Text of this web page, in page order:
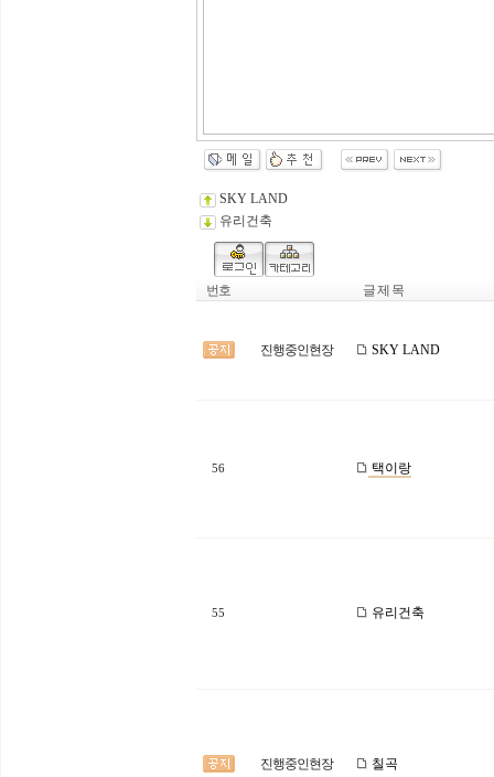
SKY LAND
유리건축
번호 글 제 목
진행중인현장 SKY LAND
56 택이랑
55 유리건축
진행중인현장 칠곡